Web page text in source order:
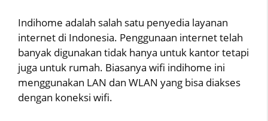
Indihome adalah salah satu penyedia layanan
internet di Indonesia. Penggunaan internet telah
banyak digunakan tidak hanya untuk kantor tetapi
juga untuk rumah. Biasanya wifi indihome ini
menggunakan LAN dan WLAN yang bisa diakses
dengan koneksi wifi.